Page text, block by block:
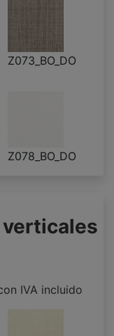
Z073_BO_DO
Z078_BO_DO
IVA incluido